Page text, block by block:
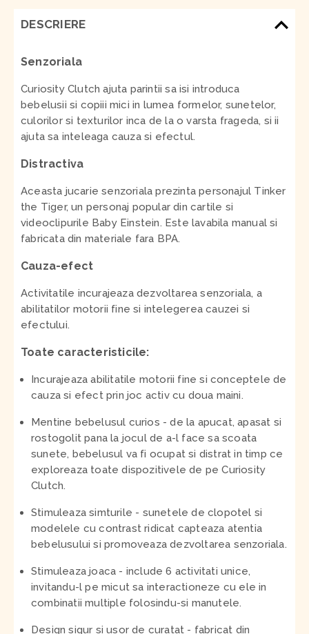
DESCRIERE
Senzoriala
Curiosity Clutch ajuta parintii sa isi introduca
bebelusii si copiii mici in lumea formelor, sunetelor,
culorilor si texturilor inca de la o varsta frageda, si ii
ajuta sa inteleaga cauza si efectul.
Distractiva
Aceasta jucarie senzoriala prezinta personajul Tinker
the Tiger, un personaj popular din cartile si
videoclipurile Baby Einstein. Este lavabila manual si
fabricata din materiale fara BPA.
Cauza-efect
Activitatile incurajeaza dezvoltarea senzoriala, a
abilitatilor motorii fine si intelegerea cauzei si
efectului.
Toate caracteristicile:
Incurajeaza abilitatile motorii fine si conceptele de
cauza si efect prin joc activ cu doua maini.
Mentine bebelusul curios - de la apucat, apasat si
rostogolit pana la jocul de a-l face sa scoata
sunete, bebelusul va fi ocupat si distrat in timp ce
exploreaza toate dispozitivele de pe Curiosity
Clutch.
Stimuleaza simturile - sunetele de clopotel si
modelele cu contrast ridicat capteaza atentia
bebelusului si promoveaza dezvoltarea senzoriala.
Stimuleaza joaca - include 6 activitati unice,
invitandu-l pe micut sa interactioneze cu ele in
combinatii multiple folosindu-si manutele.
Design sigur si usor de curatat - fabricat din